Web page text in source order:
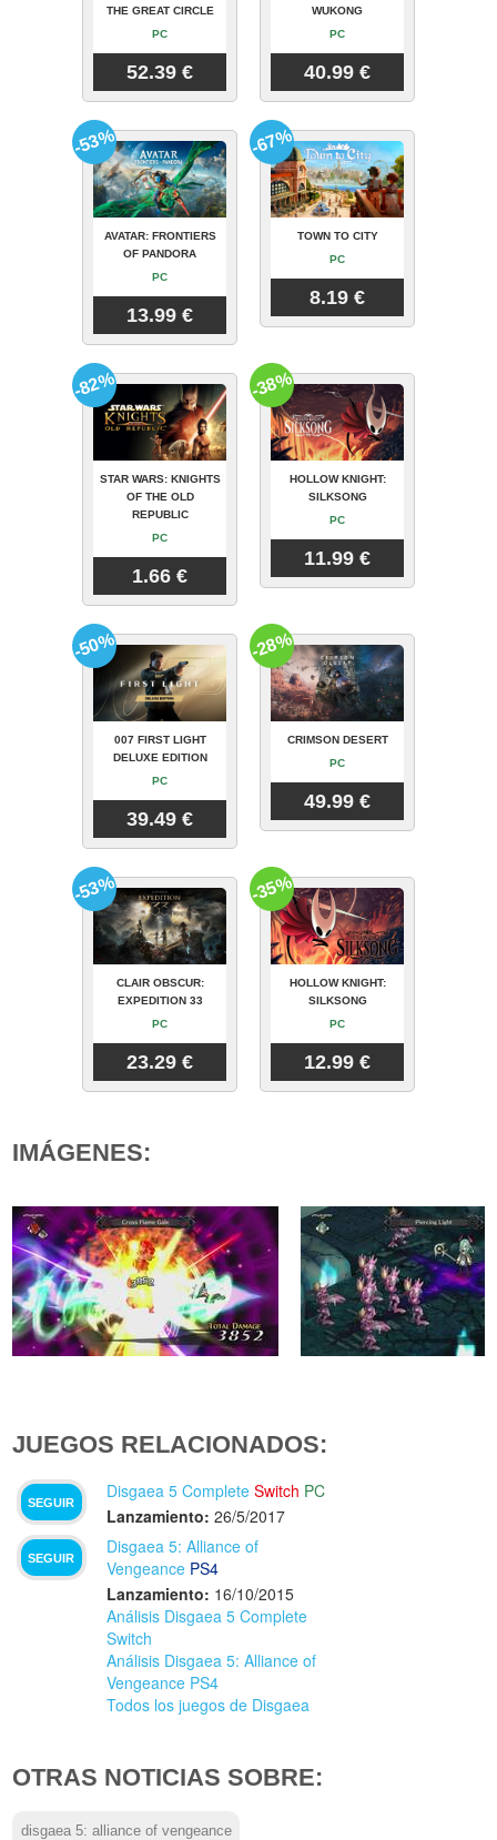
THE GREAT CIRCLE
PC
52.39 €
WUKONG
PC
40.99 €
AVATAR: FRONTIERS
OF PANDORA
PC
13.99 €
-53%
TOWN TO CITY
PC
8.19 €
-67%
STAR WARS: KNIGHTS
OF THE OLD
REPUBLIC
PC
1.66 €
-82%
HOLLOW KNIGHT:
SILKSONG
PC
11.99 €
-38%
007 FIRST LIGHT
DELUXE EDITION
PC
39.49 €
-50%
CRIMSON DESERT
PC
49.99 €
-28%
CLAIR OBSCUR:
EXPEDITION 33
PC
23.29 €
-53%
HOLLOW KNIGHT:
SILKSONG
PC
12.99 €
-35%
IMÁGENES:
JUEGOS RELACIONADOS:
SEGUIR
Disgaea 5 Complete Switch PC
Lanzamiento: 26/5/2017
SEGUIR
Disgaea 5: Alliance of
Vengeance PS4
Lanzamiento: 16/10/2015
Análisis Disgaea 5 Complete
Switch
Análisis Disgaea 5: Alliance of
Vengeance PS4
Todos los juegos de Disgaea
OTRAS NOTICIAS SOBRE:
disgaea 5: alliance of vengeance